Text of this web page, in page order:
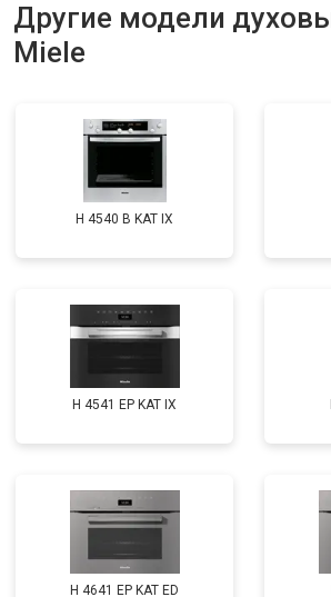
Другие модели
Miele
H 4540 B KAT IX
H 4541 EP KAT IX
H 4641 EP KAT ED